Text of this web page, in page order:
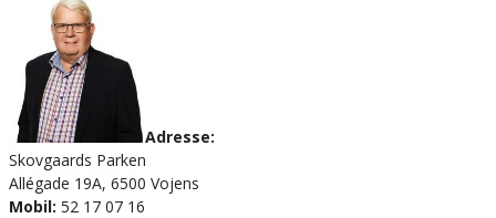
Adresse:
Skovgaards Parken
Allégade 19A, 6500 Vojens
Mobil: 52 17 07 16